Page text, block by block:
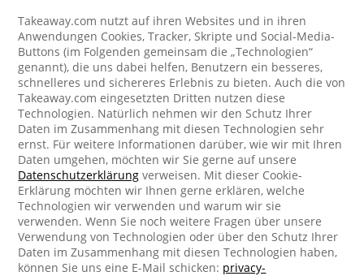
Takeaway.com nutzt auf ihren Websites und in ihren
Anwendungen Cookies, Tracker, Skripte und Social-Media-
Buttons (im Folgenden gemeinsam die „Technologien“
genannt), die uns dabei helfen, Benutzern ein besseres,
schnelleres und sichereres Erlebnis zu bieten. Auch die von
Takeaway.com eingesetzten Dritten nutzen diese
Technologien. Natürlich nehmen wir den Schutz Ihrer
Daten im Zusammenhang mit diesen Technologien sehr
ernst. Für weitere Informationen darüber, wie wir mit Ihren
Daten umgehen, möchten wir Sie gerne auf unsere
Datenschutzerklärung verweisen. Mit dieser Cookie-
Erklärung möchten wir Ihnen gerne erklären, welche
Technologien wir verwenden und warum wir sie
verwenden. Wenn Sie noch weitere Fragen über unsere
Verwendung von Technologien oder über den Schutz Ihrer
Daten im Zusammenhang mit diesen Technologien haben,
können Sie uns eine E-Mail schicken: privacy-